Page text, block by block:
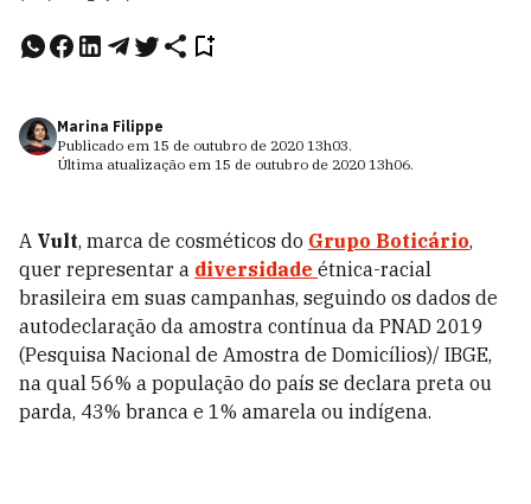
Marina Filippe
Publicado em 15 de outubro de 2020 13h03.
Última atualização em 15 de outubro de 2020 13h06.
A Vult, marca de cosméticos do Grupo Boticário,
quer representar a diversidade étnica-racial
brasileira em suas campanhas, seguindo os dados de
autodeclaração da amostra contínua da PNAD 2019
(Pesquisa Nacional de Amostra de Domicílios)/ IBGE,
na qual 56% a população do país se declara preta ou
parda, 43% branca e 1% amarela ou indígena.